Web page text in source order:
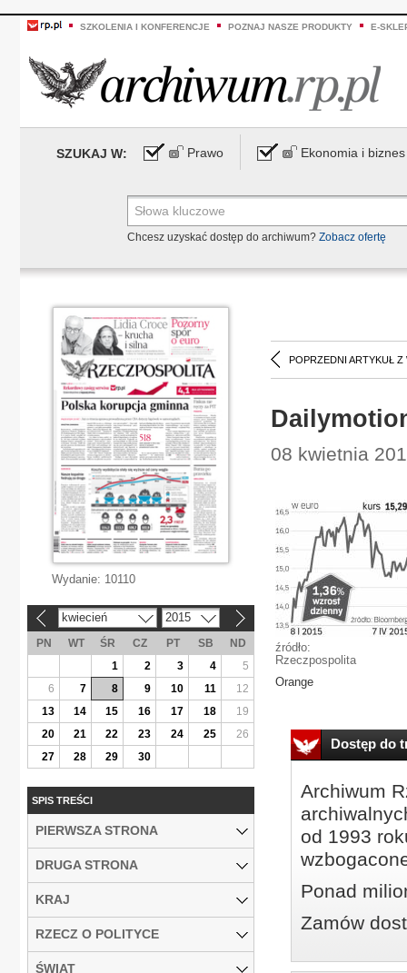
SZKOLENIA I KONFERENCJE POZNAJ NASZE PRODUKTY E-
SZUKAJ W: Prawo Ekonomia i biznes
Chcesz uzyskać dostęp do archiwum? Zobacz ofertę
POPRZEDNI ARTYKUŁ Z
08 kwietnia
źródło:
Rzeczpospolita
Orange
Dostęp do
Archiwum
od 1993
Ponad
Zamów
Wydanie: 10110
kwiecień 2015
PN WT ŚR CZ PT SB
ND
1
2 3 4
5
6
7 8 9 10 11
12
13
14 15 16 17 18
19
20
21 22 23 24 25
26
27
28 29 30
SPIS TREŚCI
PIERWSZA STRONA
DRUGA STRONA
KRAJ
RZECZ O POLITYCE
ŚWIAT